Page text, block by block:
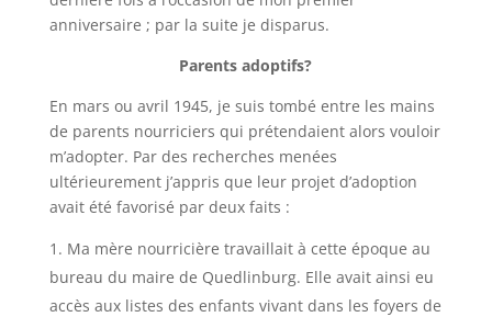
anniversaire ; par la suite je disparus.
Parents adoptifs?
En mars ou avril 1945, je suis tombé entre les mains
de parents nourriciers qui prétendaient alors vouloir
m’adopter. Par des recherches menées
ultérieurement j’appris que leur projet d’adoption
avait été favorisé par deux faits :
Ma mère nourricière travaillait à cette époque au
bureau du maire de Quedlinburg. Elle avait ainsi eu
accès aux listes des enfants vivant dans les foyers de